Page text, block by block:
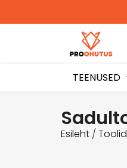
TEENUSED
Esileht /